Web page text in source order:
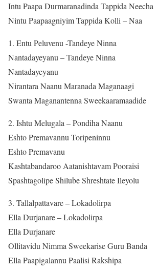
Intu Paapa Durmaranadinda Tappida Neecha
Nintu Paapaagniyim Tappida Kolli – Naa
1. Entu Peluvenu -Tandeye Ninna
Nantadayeyanu – Tandeye Ninna
Nantadayeyanu
Nirantara Naanu Maranada Maganaagi
Swanta Maganantenna Sweekaaramaadide
2. Ishtu Melugala – Pondiha Naanu
Eshto Premavannu Toripeninnu
Eshto Premavanu
Kashtabandaroo Aatanishtavam Pooraisi
Spashtagolipe Shilube Shreshtate Ileyolu
3. Tallalpattavare – Lokadolirpa
Ella Durjanare – Lokadolirpa
Ella Durjanare
Ollitavidu Nimma Sweekarise Guru Banda
Ella Paapigalannu Paalisi Rakshipa